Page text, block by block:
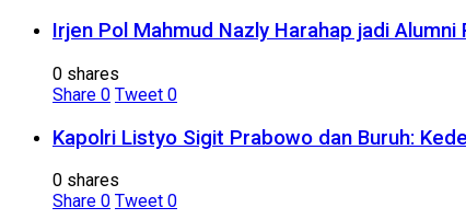
Irjen Pol Mahmud Nazly Harahap jadi
0 shares
Share 0 Tweet 0
Kapolri Listyo Sigit Prabowo dan Buruh:
0 shares
Share 0 Tweet 0